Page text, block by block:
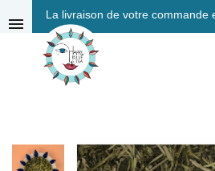
La livraison de votre commande
menu